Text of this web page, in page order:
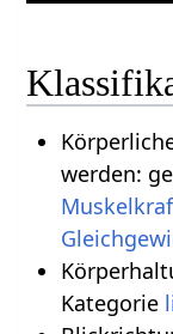
werden:
Kategorie